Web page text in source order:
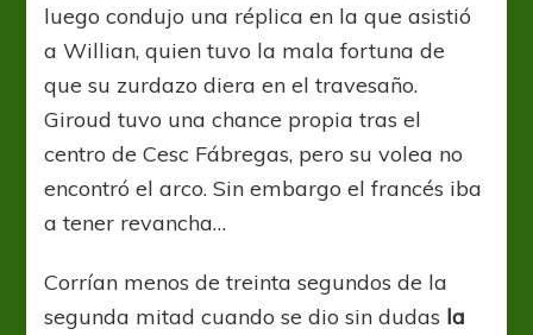
luego condujo una réplica en la que asistió
a Willian, quien tuvo la mala fortuna de
que su zurdazo diera en el travesaño.
Giroud tuvo una chance propia tras el
centro de Cesc Fábregas, pero su volea no
encontró el arco. Sin embargo el francés iba
a tener revancha…
Corrían menos de treinta segundos de la
segunda mitad cuando se dio sin dudas la